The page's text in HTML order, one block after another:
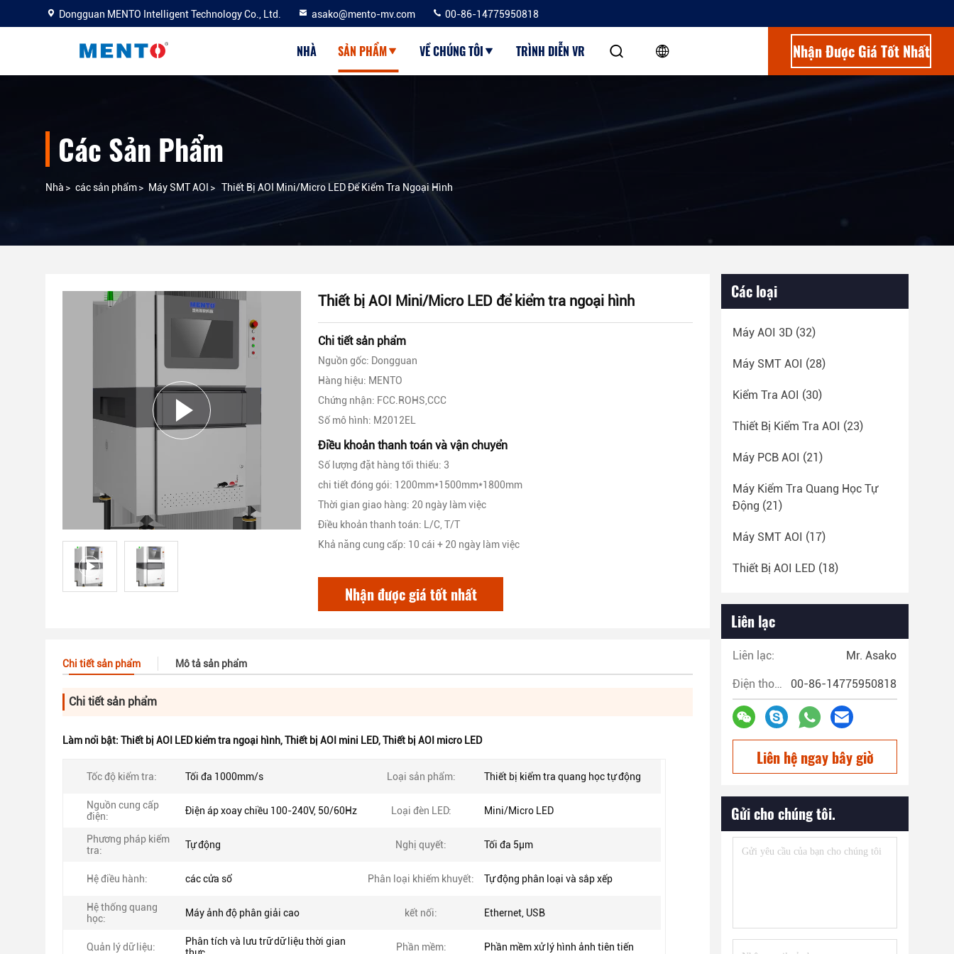
Dongguan MENTO Intelligent Technology Co., Ltd. asako@mento-mv.com 00-86-14775950818
NHÀ SẢN PHẨM VỀ CHÚNG TÔI TRÌNH DIỄN VR Nhận Được Giá Tốt Nhất
Các Sản Phẩm
Nhà > các sản phẩm> Máy SMT AOI > Thiết Bị AOI Mini/Micro LED Để Kiểm Tra Ngoại Hình
Thiết bị AOI Mini/Micro LED để kiểm tra ngoại hình
Chi tiết sản phẩm
Nguồn gốc: Dongguan
Hàng hiệu: MENTO
Chứng nhận: FCC.ROHS,CCC
Số mô hình: M2012EL
Điều khoản thanh toán và vận chuyển
Số lượng đặt hàng tối thiểu: 3
chi tiết đóng gói: 1200mm*1500mm*1800mm
Thời gian giao hàng: 20 ngày làm việc
Điều khoản thanh toán: L/C, T/T
Khả năng cung cấp: 10 cái + 20 ngày làm việc
Nhận được giá tốt nhất
Chi tiết sản phẩm Mô tả sản phẩm
Chi tiết sản phẩm
Làm nổi bật: Thiết bị AOI LED kiểm tra ngoại hình,Thiết bị AOI mini LED,Thiết bị AOI micro LED
Tốc độ kiểm tra: Tối đa 1000mm/s Loại sản phẩm: Thiết bị kiểm tra quang học tự động
Nguồn cung cấp
điện:
Điện áp xoay chiều 100-240V, 50/60Hz Loại đèn LED: Mini/Micro LED
Phương pháp kiểm
tra:
Tự động Nghị quyết: Tối đa 5μm
Hệ điều hành: các cửa sổ Phân loại khiếm khuyết: Tự động phân loại và sắp xếp
Hệ thống quang
học:
Máy ảnh độ phân giải cao kết nối: Ethernet, USB
Quản lý dữ liệu:
Phân tích và lưu trữ dữ liệu thời gian
Phần mềm: Phần mềm xử lý hình ảnh tiên tiến
Các loại
Máy AOI 3D (32)
Máy SMT AOI (28)
Kiểm Tra AOI (30)
Thiết Bị Kiểm Tra AOI (23)
Máy PCB AOI (21)
Máy Kiểm Tra Quang Học Tự
Động (21)
Máy SMT AOI (17)
Thiết Bị AOI LED (18)
Liên lạc
Liên lạc: Mr. Asako
Điện thoại: 00-86-14775950818
Liên hệ ngay bây giờ
Gửi cho chúng tôi.